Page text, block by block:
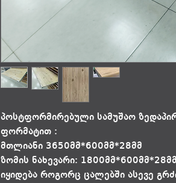
პოსტფორმირებული სამუშაო
ფორმატით :
მთლიანი 3650მმ*600მმ*28მმ
ზომის ნახევარი: 1800მმ*600მმ*28მმ
იყიდება როგორც ცალებში ასევე